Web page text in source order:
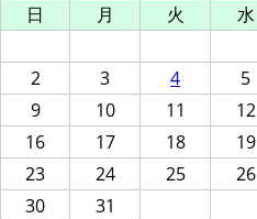
日
月 火 水
2
3 4 5
9
10 11 12
16
17 18 19
23
24 25 26
30
31